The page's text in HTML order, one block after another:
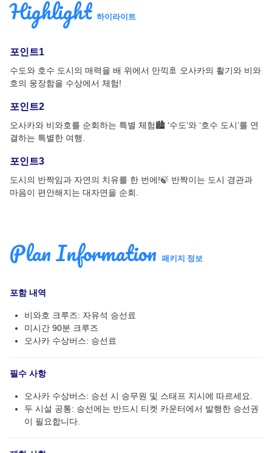
Highlight 하이라이트
포인트1
수도와 호수 도시의 매력을 배 위에서 만끽🚢 오사카의 활기와 비와
호의 웅장함을 수상에서 체험!
포인트2
오사카와 비와호를 순회하는 특별 체험🏙️ ‘수도’와 ‘호수 도시’를 연
결하는 특별한 여행.
포인트3
도시의 반짝임과 자연의 치유를 한 번에!🍃 반짝이는 도시 경관과
마음이 편안해지는 대자연을 순회.
Plan Information 패키지 정보
포함 내역
비와호 크루즈: 자유석 승선료
미시간 90분 크루즈
오사카 수상버스: 승선료
필수 사항
오사카 수상버스: 승선 시 승무원 및 스태프 지시에 따르세요.
두 시설 공통: 승선에는 반드시 티켓 카운터에서 발행한 승선권
이 필요합니다.